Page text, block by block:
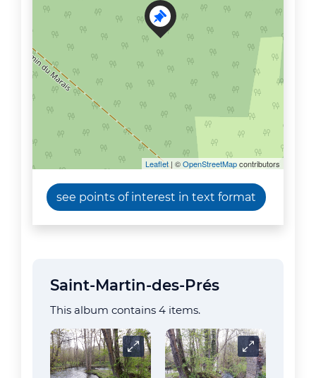
Leaflet| ©OpenStreetMapcontributors
see points of interest in text format
Saint-Martin-des-Prés
This album contains 4 items.
Carrousel Carrousel